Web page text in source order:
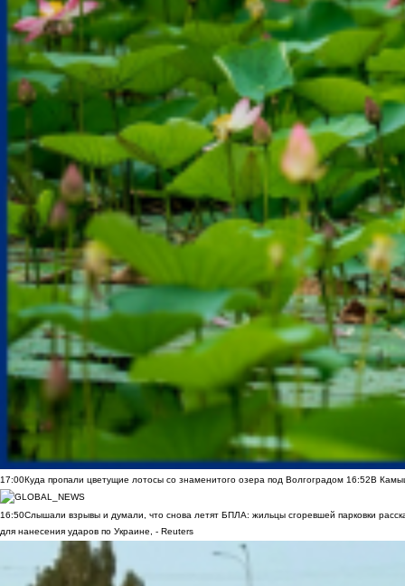
17:00Куда пропали цветущие лотосы со знаменитого озера под Волгоградом 16:52В
16:50Слышали взрывы и думали, что снова летят БПЛА: жильцы сгоревшей парковки
для нанесения ударов по Украине, - Reuters